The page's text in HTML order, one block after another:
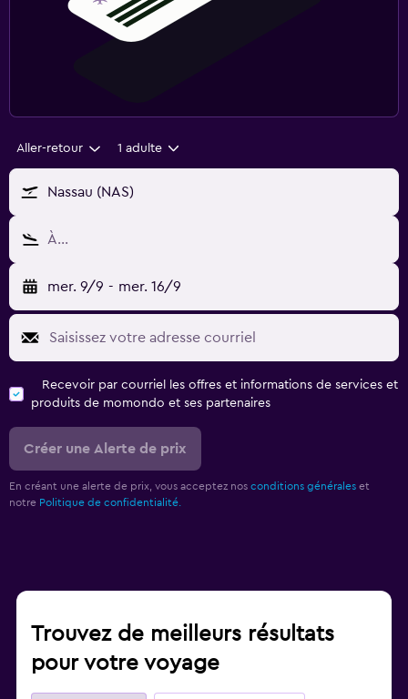
Aller-retour 1 adulte
Nassau (NAS)
À…
mer. 9/9 - mer. 16/9
Recevoir par courriel les offres et informations de services et
produits de momondo et ses partenaires
Créer une Alerte de prix
En créant une alerte de prix, vous acceptez nos conditions générales et
notre Politique de confidentialité.
Trouvez de meilleurs résultats
pour votre voyage